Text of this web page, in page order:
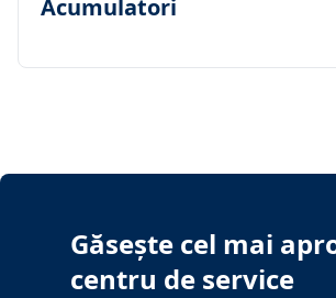
Acumulatori
Găsește cel mai
centru de service